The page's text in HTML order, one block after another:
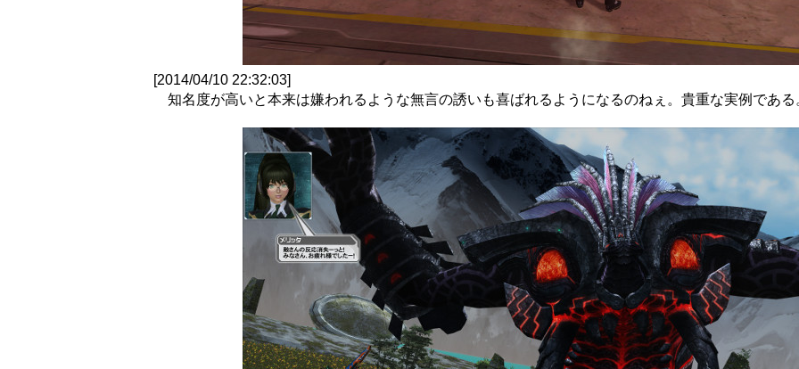
[2014/04/10 22:32:03]
知名度が高いと本来は嫌われるような無言の誘いも喜ばれるようになるのねぇ。貴重な実例である